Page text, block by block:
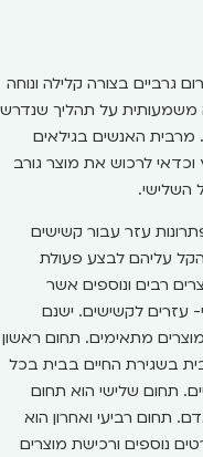
גרביים בצורה קלילה ונוחה
משמעותית על תהליך שנדרש
מרבית האנשים בגילאים
וכדאי לרכוש את מוצר גורב
השלישי.
עזר עבור קשישים
עליהם לבצע פעולת
רבים ונוספים אשר
לקשישים. ישנם
מתאימים. תחום ראשון
בשגירת החיים בבית בכל
תחום שלישי הוא תחום
תחום רביעי ואחרון הוא
נוספים ורכישת מוצרים